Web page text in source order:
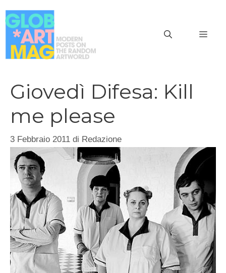
al
contenuto
Giovedì Difesa: Kill
me please
3 Febbraio 2011 di Redazione